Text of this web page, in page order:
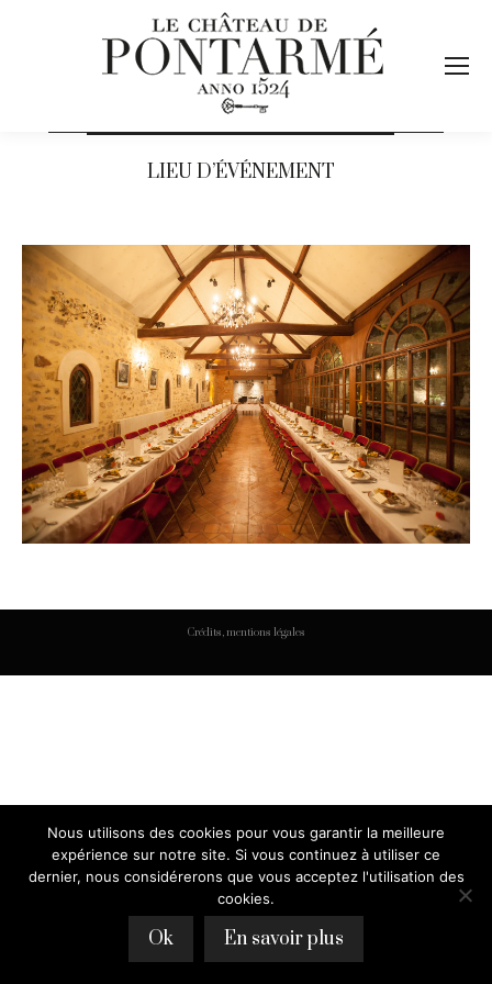
LIEU D’ÉVÉNEMENT
Crédits, mentions légales
Nous utilisons des cookies pour vous garantir la meilleure
expérience sur notre site. Si vous continuez à utiliser ce
dernier, nous considérerons que vous acceptez l'utilisation des
cookies.
Ok En savoir plus